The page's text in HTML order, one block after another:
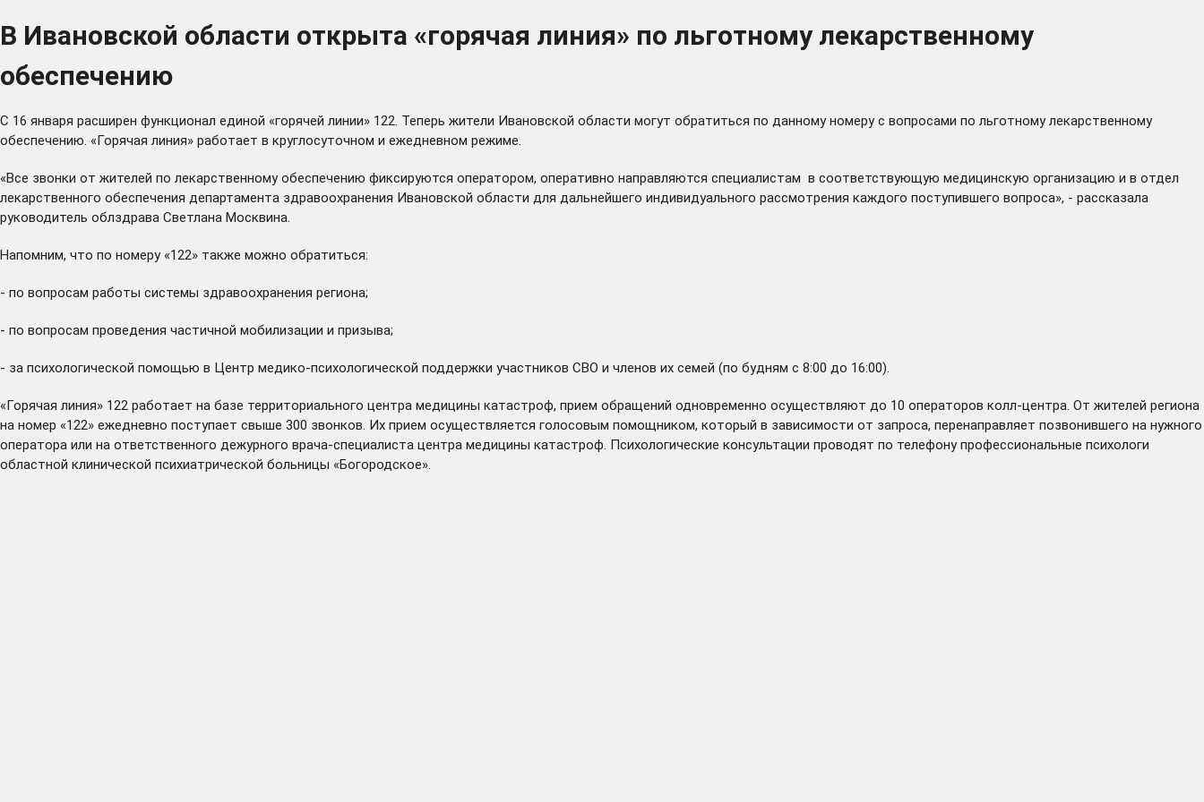
В Ивановской области открыта «горячая линия» по льготному лекарственному
обеспечению
С 16 января расширен функционал единой «горячей линии» 122. Теперь жители Ивановской области могут обратиться по данному номеру с вопросами по льготному лекарственному
обеспечению. «Горячая линия» работает в круглосуточном и ежедневном режиме.
«Все звонки от жителей по лекарственному обеспечению фиксируются оператором, оперативно направляются специалистам в соответствующую медицинскую организацию и в отдел
лекарственного обеспечения департамента здравоохранения Ивановской области для дальнейшего индивидуального рассмотрения каждого поступившего вопроса», - рассказала
руководитель облздрава Светлана Москвина.
Напомним, что по номеру «122» также можно обратиться:
- по вопросам работы системы здравоохранения региона;
- по вопросам проведения частичной мобилизации и призыва;
- за психологической помощью в Центр медико-психологической поддержки участников СВО и членов их семей (по будням с 8:00 до 16:00).
«Горячая линия» 122 работает на базе территориального центра медицины катастроф, прием обращений одновременно осуществляют до 10 операторов колл-центра. От жителей региона
на номер «122» ежедневно поступает свыше 300 звонков. Их прием осуществляется голосовым помощником, который в зависимости от запроса, перенаправляет позвонившего на нужного
оператора или на ответственного дежурного врача-специалиста центра медицины катастроф. Психологические консультации проводят по телефону профессиональные психологи
областной клинической психиатрической больницы «Богородское».